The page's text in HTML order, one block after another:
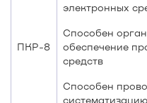
электронных
ПКР-8
Способен
обеспечение
средств
Способен